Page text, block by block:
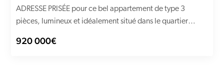
ADRESSE PRISÉE pour ce bel appartement de type 3
pièces, lumineux et idéalement situé dans le quartier
920 000€